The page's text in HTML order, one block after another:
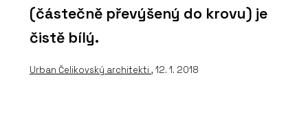
(částečně převýšený do krovu) je
čistě bílý.
Urban Čelikovský architekti , 12. 1. 2018